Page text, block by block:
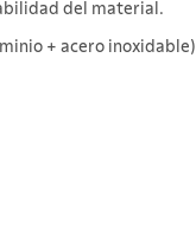
del material.
+ acero inoxidable)